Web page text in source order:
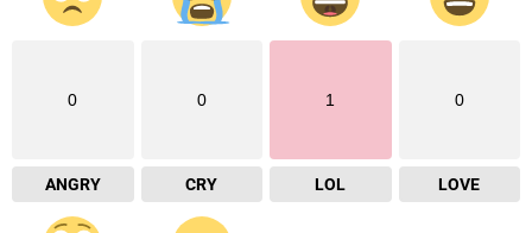
0
ANGRY
0
CRY
1
LOL
0
LOVE